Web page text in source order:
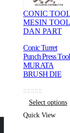
CONIC TOOL
MESIN TOOL
DAN PART
Conic Turret
Punch Press Tool
MURATA
BRUSH DIE
out of 5
Select options
Quick View